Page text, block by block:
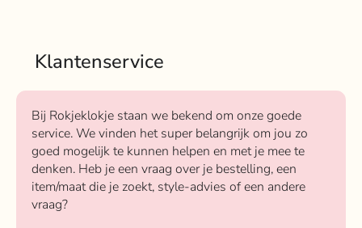
Klantenservice
Bij Rokjeklokje staan we bekend om onze goede
service. We vinden het super belangrijk om jou zo
goed mogelijk te kunnen helpen en met je mee te
denken. Heb je een vraag over je bestelling, een
item/maat die je zoekt, style-advies of een andere
vraag?